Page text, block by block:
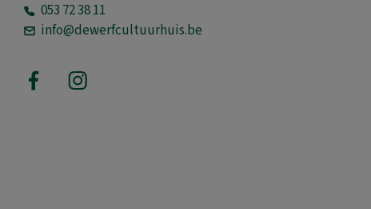
053 72 38 11
info@dewerfcultuurhuis.be